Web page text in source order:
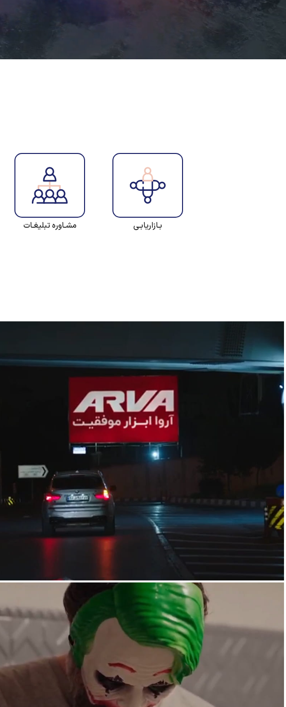
بـازاریابـی مشـاوره تبلیغـات